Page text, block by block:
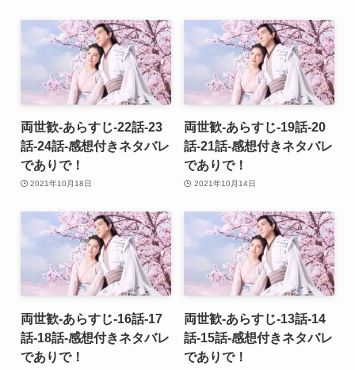
両世歓-あらすじ-22話-23
話-24話-感想付きネタバレ
でありで！
2021年10月18日
両世歓-あらすじ-19話-20
話-21話-感想付きネタバレ
でありで！
2021年10月14日
両世歓-あらすじ-16話-17
話-18話-感想付きネタバレ
でありで！
両世歓-あらすじ-13話-14
話-15話-感想付きネタバレ
でありで！